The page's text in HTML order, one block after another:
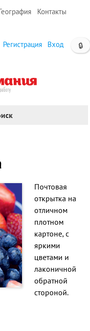
Контакты
🔒
Регистрация Вход
Почтовая
открытка на
отличном
плотном
картоне, с
яркими
цветами и
лаконичной
обратной
стороной.